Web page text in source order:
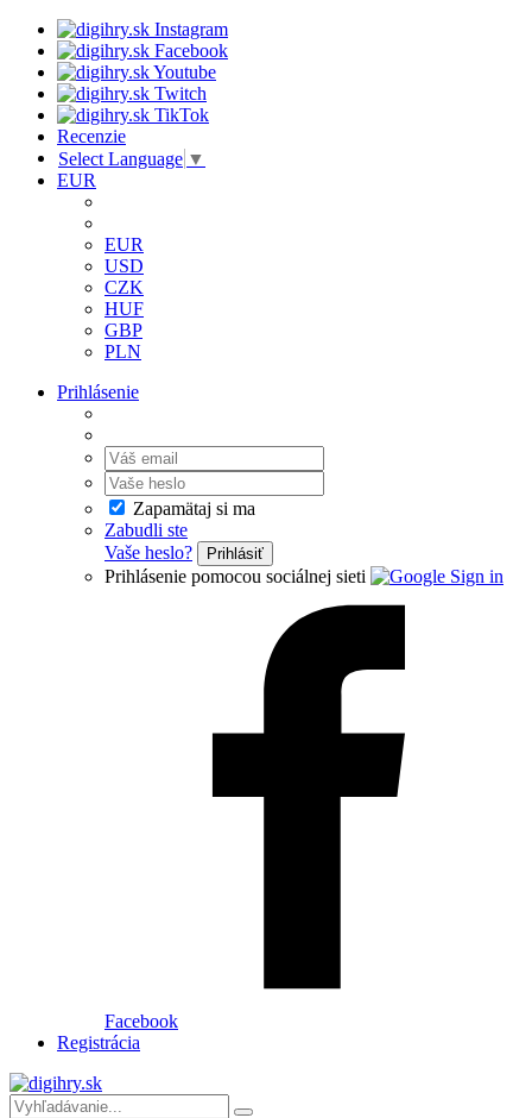
Recenzie
Select Language ▼
EUR
EUR
USD
CZK
HUF
GBP
PLN
Prihlásenie
Zapamätaj si ma
Zabudli ste
Vaše heslo?
Prihlásiť
Prihlásenie pomocou sociálnej sieti
Facebook
Registrácia